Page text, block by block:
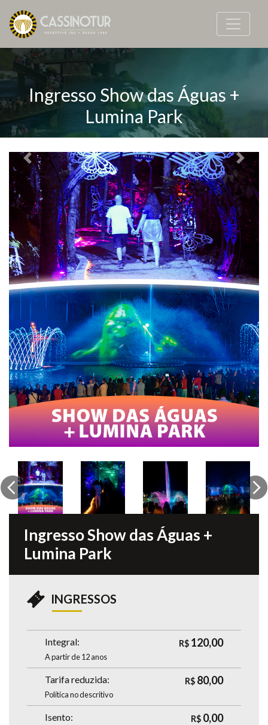
Ingresso Show das Águas +
Lumina Park
Previous Next
Previous
Ingresso Show das Águas +
Lumina Park
INGRESSOS
Integral: R$ 120,00
A partir de 12 anos
Tarifa reduzida: R$ 80,00
Política no descritivo
Isento: R$ 0,00